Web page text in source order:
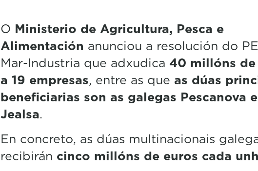
O Ministerio de Agricultura, Pesca e
Alimentación anunciou a resolución do
Mar-Industria que adxudica 40 millóns de
a 19 empresas, entre as que as dúas
beneficiarias son as galegas Pescanova e
Jealsa.
En concreto, as dúas multinacionais
recibirán cinco millóns de euros cada